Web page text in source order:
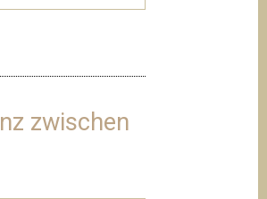
zwischen